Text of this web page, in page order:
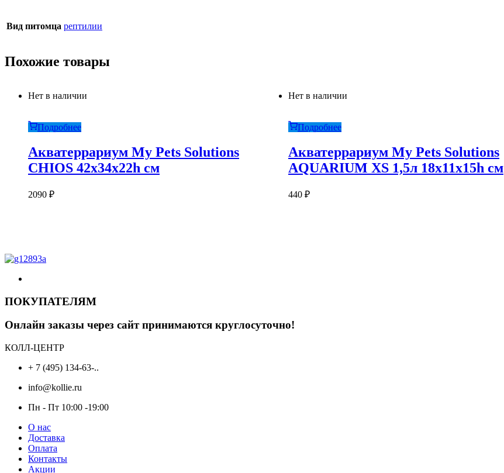
Вид питомца рептилии
Похожие товары
Нет в наличии
Подробнее
Акватеррариум My Pets Solutions
CHIOS 42x34x22h см
2090 ₽
Нет в наличии
Подробнее
Акватеррариум My Pets Solutions
AQUARIUM XS 1,5л 18x11x15h см
440 ₽
ПОКУПАТЕЛЯМ
Онлайн заказы через сайт принимаются круглосуточно!
КОЛЛ-ЦЕНТР
+ 7 (495) 134-63-..
info@kollie.ru
Пн - Пт 10:00 -19:00
О нас
Доставка
Оплата
Контакты
Акции